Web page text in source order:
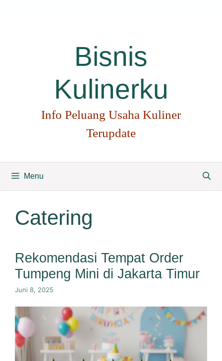
Bisnis
Kulinerku
Info Peluang Usaha Kuliner
Terupdate
Menu
Catering
Rekomendasi Tempat Order
Tumpeng Mini di Jakarta Timur
Juni 8, 2025